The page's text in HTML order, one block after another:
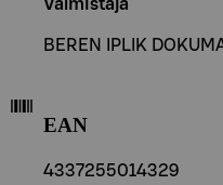
Valmistaja
BEREN IPLIK
EAN
4337255014329